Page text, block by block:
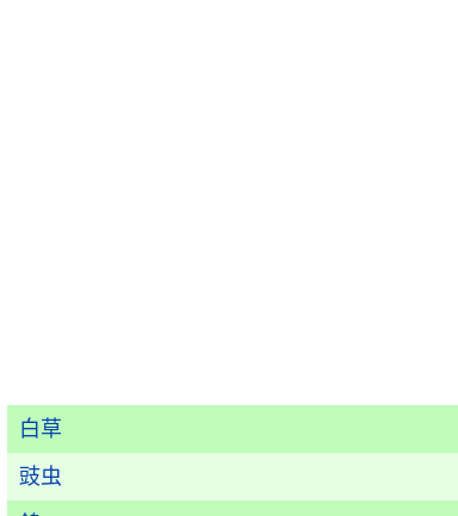
白草
豉虫